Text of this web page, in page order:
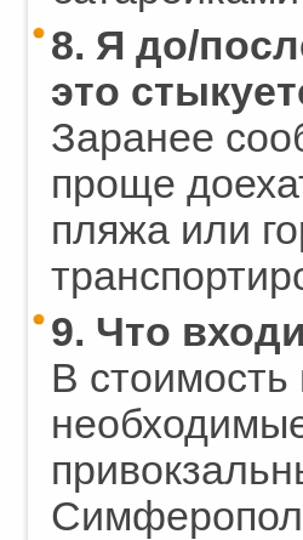
8. Я до/
это
Заранее
проще
пляжа или
9. Что
В